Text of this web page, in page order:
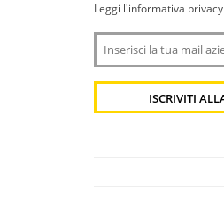
Leggi l'informativa privacy